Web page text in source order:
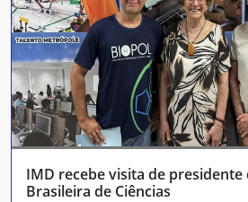
IMD recebe visita de presidente
Brasileira de Ciências